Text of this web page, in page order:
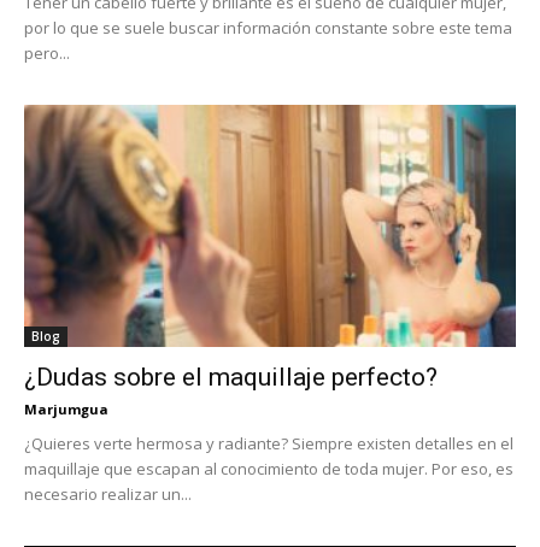
por lo que se suele buscar información constante sobre este tema
pero...
Blog
¿Dudas sobre el maquillaje perfecto?
Marjumgua
¿Quieres verte hermosa y radiante? Siempre existen detalles en el
maquillaje que escapan al conocimiento de toda mujer. Por eso, es
necesario realizar un...